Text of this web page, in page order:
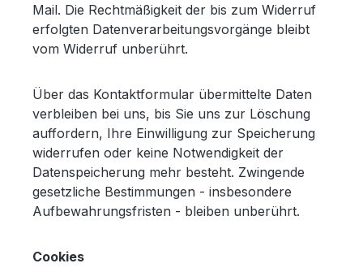
Mail. Die Rechtmäßigkeit der bis zum Widerruf
erfolgten Datenverarbeitungsvorgänge bleibt
vom Widerruf unberührt.
Über das Kontaktformular übermittelte Daten
verbleiben bei uns, bis Sie uns zur Löschung
auffordern, Ihre Einwilligung zur Speicherung
widerrufen oder keine Notwendigkeit der
Datenspeicherung mehr besteht. Zwingende
gesetzliche Bestimmungen - insbesondere
Aufbewahrungsfristen - bleiben unberührt.
Cookies